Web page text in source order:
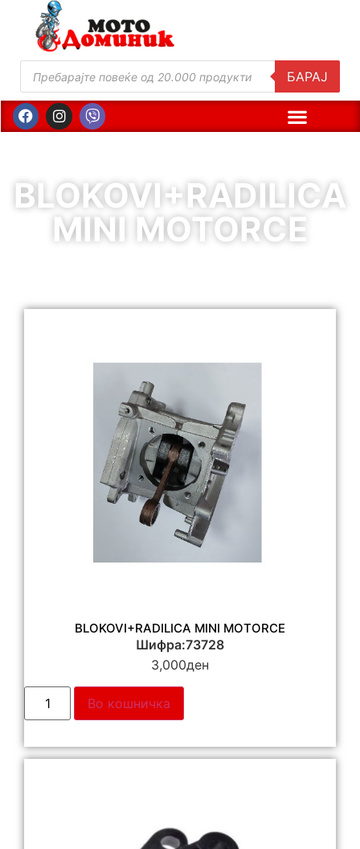
БАРАЈ
BLOKOVI+RADILICA
MINI MOTORCE
BLOKOVI+RADILICA MINI MOTORCE
Шифра:73728
3,000ден
Во кошничка